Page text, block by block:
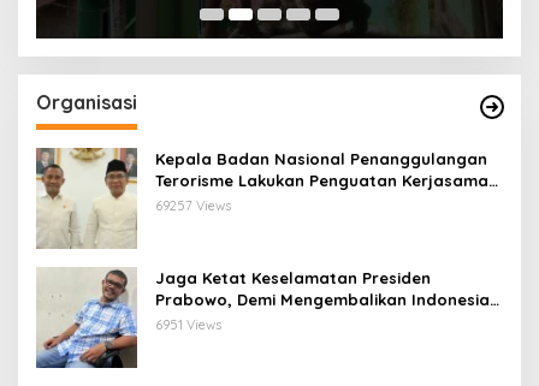
Organisasi
Kepala Badan Nasional Penanggulangan
Terorisme Lakukan Penguatan Kerjasama
Ketua Pengurus Besar Nahdlatul Ulama
69257 Views
Jaga Ketat Keselamatan Presiden
Prabowo, Demi Mengembalikan Indonesia
Menjadi Macan Asia
6951 Views